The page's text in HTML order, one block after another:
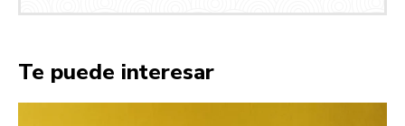
Te puede interesar